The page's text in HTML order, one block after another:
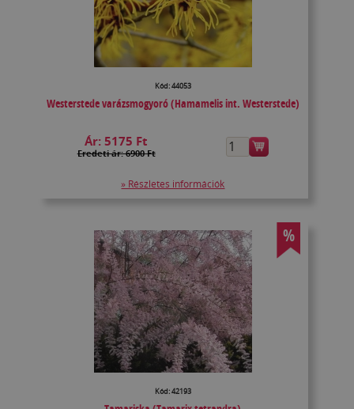
Kód: 44053
Westerstede varázsmogyoró (Hamamelis int. Westerstede)
Ár:5175 Ft
Eredeti ár: 6900 Ft
» Részletes információk
%
Kód: 42193